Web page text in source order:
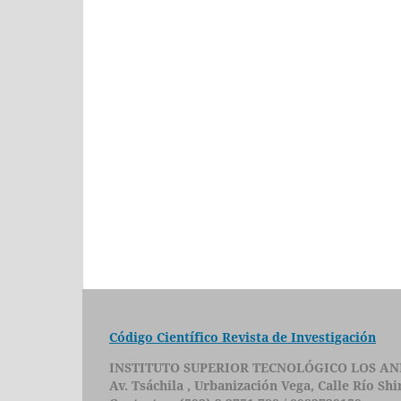
Código Científico Revista de Investigación
INSTITUTO SUPERIOR TECNOLÓGICO LOS
Av. Tsáchila , Urbanización Vega, Calle Río